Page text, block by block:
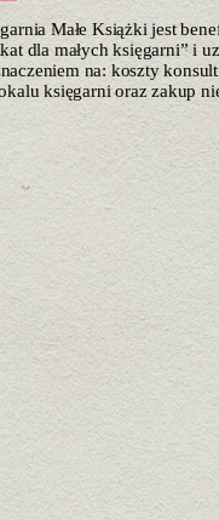
Małe Książki jest
dla małych księgarni” i
na: koszty
księgarni oraz zakup